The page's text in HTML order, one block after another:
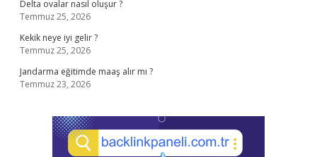
Delta ovalar nasıl oluşur ?
Temmuz 25, 2026
Kekik neye iyi gelir ?
Temmuz 25, 2026
Jandarma eğitimde maaş alır mı ?
Temmuz 23, 2026